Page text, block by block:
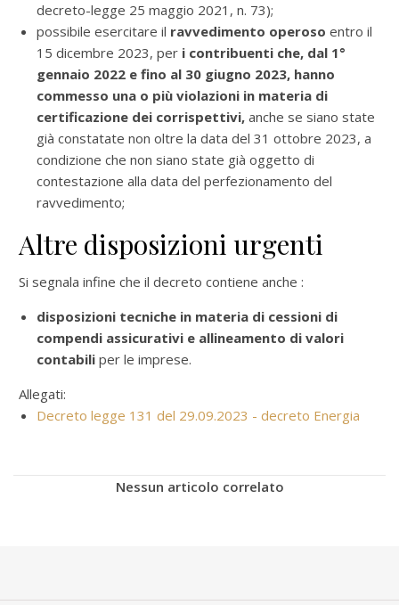
decreto-legge 25 maggio 2021, n. 73);
possibile esercitare il ravvedimento operoso entro il
15 dicembre 2023, per i contribuenti che, dal 1°
gennaio 2022 e fino al 30 giugno 2023, hanno
commesso una o più violazioni in materia di
certificazione dei corrispettivi, anche se siano state
già constatate non oltre la data del 31 ottobre 2023, a
condizione che non siano state già oggetto di
contestazione alla data del perfezionamento del
ravvedimento;
Altre disposizioni urgenti
Si segnala infine che il decreto contiene anche :
disposizioni tecniche in materia di cessioni di
compendi assicurativi e allineamento di valori
contabili per le imprese.
Allegati:
Decreto legge 131 del 29.09.2023 - decreto Energia
Nessun articolo correlato